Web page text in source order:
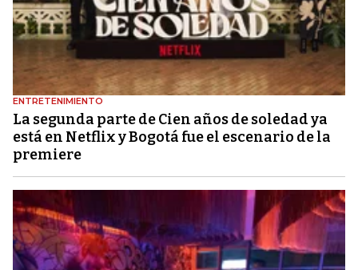
ENTRETENIMIENTO
La segunda parte de Cien años de soledad ya
está en Netflix y Bogotá fue el escenario de la
premiere